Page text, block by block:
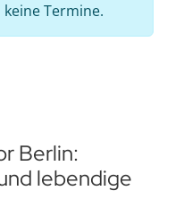
Termine.
Berlin:
lebendige